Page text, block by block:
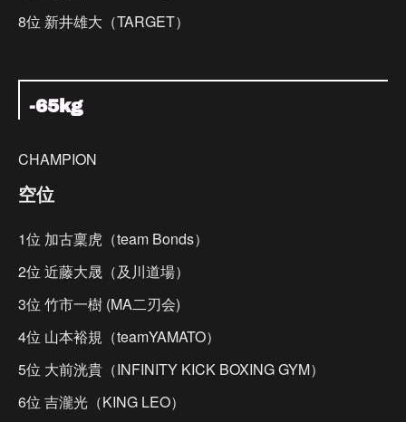
8位 新井雄大（TARGET）
-65kg
CHAMPION
空位
1位 加古稟虎（team Bonds）
2位 近藤大晟（及川道場）
3位 竹市一樹 (MA二刃会)
4位 山本裕規（teamYAMATO）
5位 大前洸貴（INFINITY KICK BOXING GYM）
6位 吉瀧光（KING LEO）